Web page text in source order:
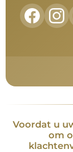
Voordat u
om